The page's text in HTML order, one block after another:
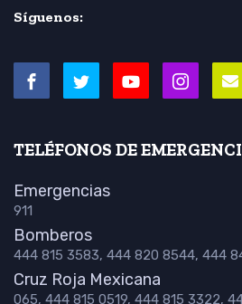
Síguenos:
TELÉFONOS DE
Emergencias
911
Bomberos
444 815 3583, 444 820 8544, 444
Cruz Roja Mexicana
065, 444 815 0519, 444 815 3322,